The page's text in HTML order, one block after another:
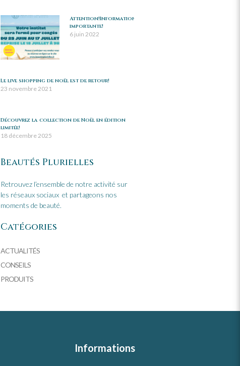
Attention!Information
importante!
6 juin 2022
Le live shopping de noël est de retour!
23 novembre 2021
Découvrez la collection de Noël en édition
limitée!
18 décembre 2025
Beautés Plurielles
Retrouvez l’ensemble de notre activité sur
les réseaux sociaux et partageons nos
moments de beauté.
Catégories
ACTUALITÉS
CONSEILS
PRODUITS
Informations